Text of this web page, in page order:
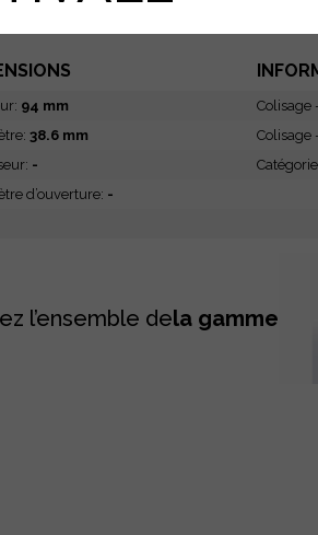
94 mm
38.6 mm
-
d’ouverture: -
Colisage
Colisage
l’ensemble dela gamme